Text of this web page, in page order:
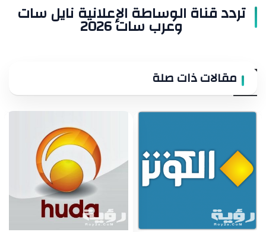
تردد قناة الوساطة الإعلانية نايل سات
وعرب سات 2026
مقالات ذات صلة